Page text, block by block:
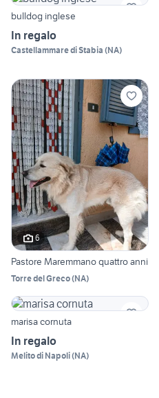
bulldog inglese
In regalo
Castellammare di Stabia (NA)
6
Pastore Maremmano quattro anni
Torre del Greco(NA)
marisa cornuta
In regalo
Melito di Napoli(NA)